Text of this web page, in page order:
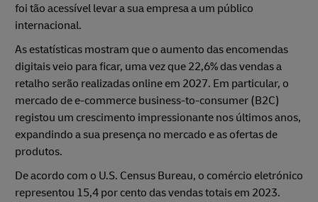
foi tão acessível levar a sua empresa a um público
internacional.
As estatísticas mostram que o aumento das encomendas
digitais veio para ficar, uma vez que 22,6% das vendas a
retalho serão realizadas online em 2027. Em particular, o
mercado de e-commerce business-to-consumer (B2C)
registou um crescimento impressionante nos últimos anos,
expandindo a sua presença no mercado e as ofertas de
produtos.
De acordo com o U.S. Census Bureau, o comércio eletrónico
representou 15,4 por cento das vendas totais em 2023.